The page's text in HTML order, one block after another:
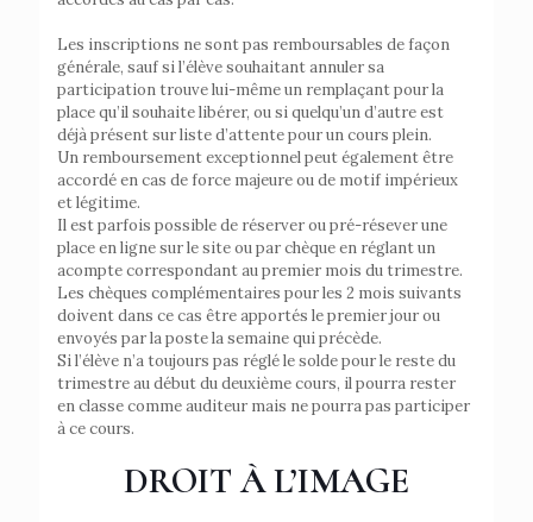
Les inscriptions ne sont pas remboursables de façon
générale, sauf si l’élève souhaitant annuler sa
participation trouve lui-même un remplaçant pour la
place qu’il souhaite libérer, ou si quelqu’un d’autre est
déjà présent sur liste d’attente pour un cours plein.
Un remboursement exceptionnel peut également être
accordé en cas de force majeure ou de motif impérieux
et légitime.
Il est parfois possible de réserver ou pré-résever une
place en ligne sur le site ou par chèque en réglant un
acompte correspondant au premier mois du trimestre.
Les chèques complémentaires pour les 2 mois suivants
doivent dans ce cas être apportés le premier jour ou
envoyés par la poste la semaine qui précède.
Si l’élève n’a toujours pas réglé le solde pour le reste du
trimestre au début du deuxième cours, il pourra rester
en classe comme auditeur mais ne pourra pas participer
à ce cours.
DROIT À L’IMAGE